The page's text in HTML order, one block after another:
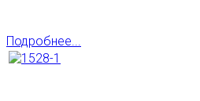
Подробнее...